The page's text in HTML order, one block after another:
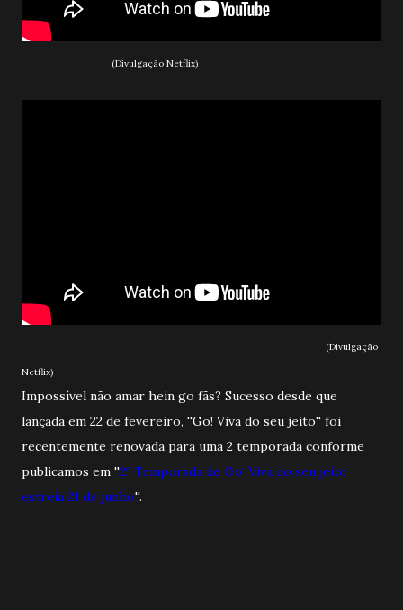
(Divulgação Netflix)
(Divulgação
Netflix)
Impossível não amar hein go fãs? Sucesso desde que
lançada em 22 de fevereiro, ''Go! Viva do seu jeito'' foi
recentemente renovada para uma 2 temporada conforme
publicamos em ''2ª Temporada de Go! Viva do seu jeito
estreia 21 de junho''.